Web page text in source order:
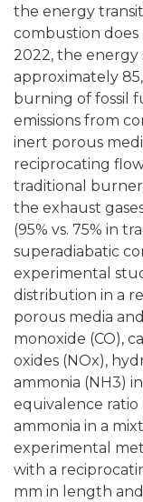
the energy
combustion does
2022, the energy
approximately
burning of fossil
emissions from
inert porous
reciprocating
traditional
the exhaust
(95% vs. 75% in
superadiabatic
experimental
distribution in a
porous media
monoxide (CO),
oxides (NOx),
ammonia (NH3)
equivalence
ammonia in a
experimental
with a
mm in length